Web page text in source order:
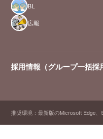
BL
広報
採用情報（グループ一括採
推奨環境：最新版のMicrosoft Edge